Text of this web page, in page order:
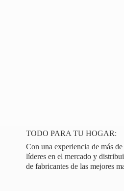
TODO PARA TU HOGAR:
Con una experiencia de más
líderes en el mercado y
de fabricantes de las mejores